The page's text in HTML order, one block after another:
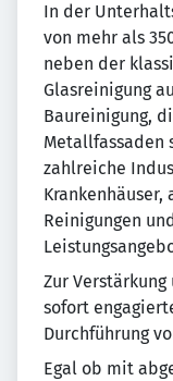
In der
von mehr als
neben der
Glasreinigung
Baureinigung,
Metallfassaden
zahlreiche
Krankenhäuser,
Reinigungen
Zur Verstärkung
sofort
Durchführung
Egal ob mit